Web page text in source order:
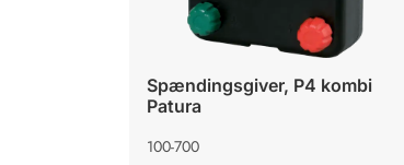
Spændingsgiver, P4 kombi
Patura
100-700